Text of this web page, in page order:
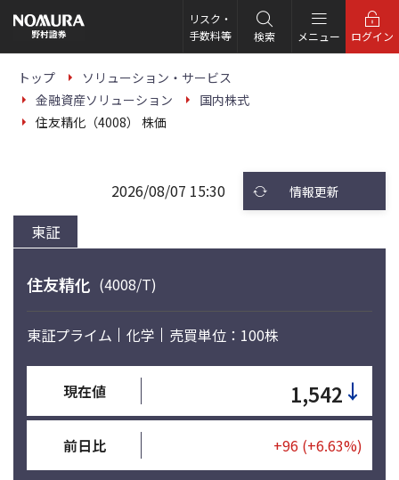
の
ー
リスク・
手数料等
検索 メニュー ログイン
トップ
ソリューション・サービス
金融資産ソリューション
国内株式
住友精化（4008） 株価
東証
2026/08/07 15:30 情報更新
住友精化 (4008/T)
東証プライム 化学 売買単位：100株
現在値 1,542 ↓
前日比 +96 (+6.63%)